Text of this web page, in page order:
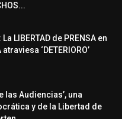
La LIBERTAD de PRENSA en
‘DETERIORO’
las Audiencias’, una
y de la Libertad de